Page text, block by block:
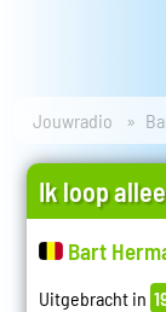
Jouwradio
Ik loop
Bart
Uitgebracht in